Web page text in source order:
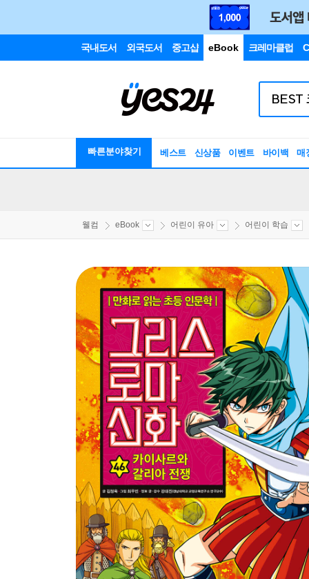
국내도서 외국도서 중고샵 eBook 크레마클럽
빠른분야찾기 베스트 신상품 이벤트 바이백 매
웰컴 eBook 어린이 유아 어린이 학습